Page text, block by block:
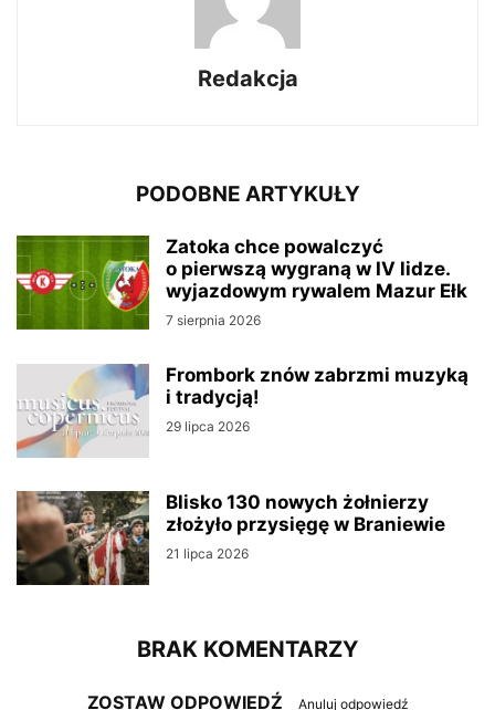
Redakcja
PODOBNE ARTYKUŁY
Zatoka chce powalczyć
o pierwszą wygraną w IV lidze.
wyjazdowym rywalem Mazur Ełk
7 sierpnia 2026
Frombork znów zabrzmi muzyką
i tradycją!
29 lipca 2026
Blisko 130 nowych żołnierzy
złożyło przysięgę w Braniewie
21 lipca 2026
BRAK KOMENTARZY
ZOSTAW ODPOWIEDŹ Anuluj odpowiedź